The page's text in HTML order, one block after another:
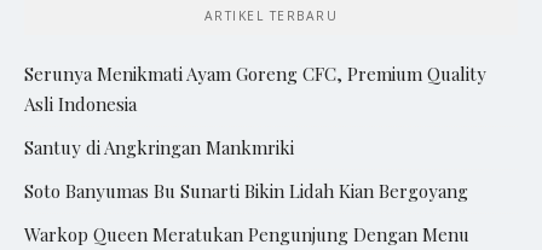
ARTIKEL TERBARU
Serunya Menikmati Ayam Goreng CFC, Premium Quality
Asli Indonesia
Santuy di Angkringan Mankmriki
Soto Banyumas Bu Sunarti Bikin Lidah Kian Bergoyang
Warkop Queen Meratukan Pengunjung Dengan Menu